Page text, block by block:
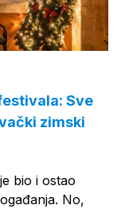
Sve
zimski
bio i ostao
No,